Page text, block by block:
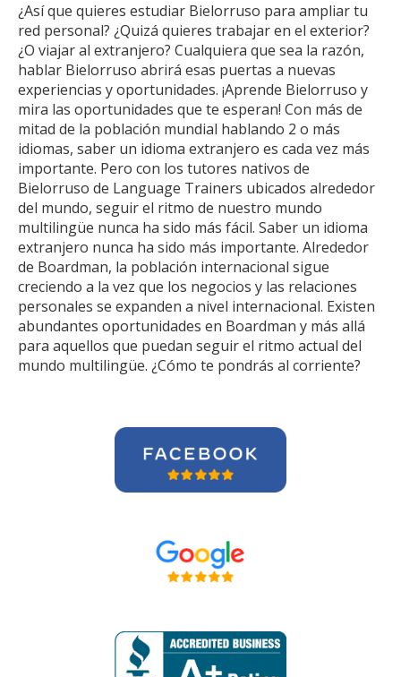
¿Así que quieres estudiar Bielorruso para ampliar tu
red personal? ¿Quizá quieres trabajar en el exterior?
¿O viajar al extranjero? Cualquiera que sea la razón,
hablar Bielorruso abrirá esas puertas a nuevas
experiencias y oportunidades. ¡Aprende Bielorruso y
mira las oportunidades que te esperan! Con más de
mitad de la población mundial hablando 2 o más
idiomas, saber un idioma extranjero es cada vez más
importante. Pero con los tutores nativos de
Bielorruso de Language Trainers ubicados alrededor
del mundo, seguir el ritmo de nuestro mundo
multilingüe nunca ha sido más fácil. Saber un idioma
extranjero nunca ha sido más importante. Alrededor
de Boardman, la población internacional sigue
creciendo a la vez que los negocios y las relaciones
personales se expanden a nivel internacional. Existen
abundantes oportunidades en Boardman y más allá
para aquellos que puedan seguir el ritmo actual del
mundo multilingüe. ¿Cómo te pondrás al corriente?